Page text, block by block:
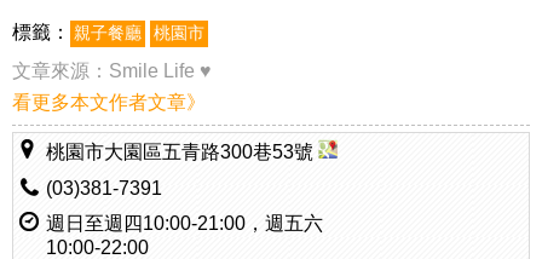
標籤： 親子餐廳 桃園市
文章來源： Smile Life ♥
看更多本文作者文章》
桃園市大園區五青路300巷53號
(03)381-7391
週日至週四10:00-21:00，週五六
10:00-22:00